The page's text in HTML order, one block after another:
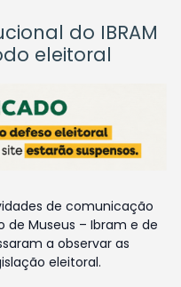
do IBRAM
eleitoral
de comunicação
de Museus – Ibram e de
a observar as
eleitoral.